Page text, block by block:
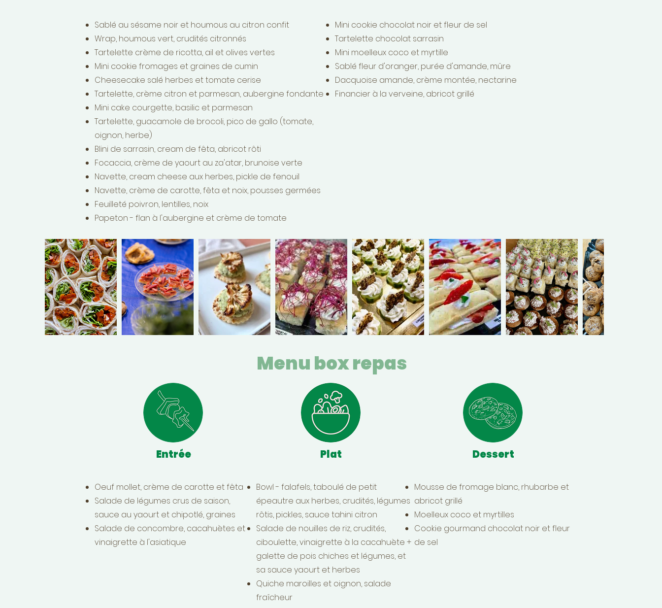
Sablé au sésame noir et houmous au citron confit
Wrap, houmous vert, crudités citronnés
Tartelette crème de ricotta, ail et olives vertes
Mini cookie fromages et graines de cumin
Cheesecake salé herbes et tomate cerise
Tartelette, crème citron et parmesan, aubergine fondante
Mini cake courgette, basilic et parmesan
Tartelette, guacamole de brocoli, pico de gallo (tomate,
oignon, herbe)
Blini de sarrasin, cream de fêta, abricot rôti
Focaccia, crème de yaourt au za'atar, brunoise verte
Navette, cream cheese aux herbes, pickle de fenouil
Navette, crème de carotte, fêta et noix, pousses germées
Feuilleté poivron, lentilles, noix
Papeton - flan à l'aubergine et crème de tomate
Mini cookie chocolat noir et fleur de sel
Tartelette chocolat sarrasin
Mini moelleux coco et myrtille
Sablé fleur d'oranger, purée d'amande, mûre
Dacquoise amande, crème montée, nectarine
Financier à la verveine, abricot grillé
Menu box repas
Entrée
Oeuf mollet, crème de carotte et fêta
Salade de légumes crus de saison,
sauce au yaourt et chipotlé, graines
Salade de concombre, cacahuètes et
vinaigrette à l'asiatique
Plat
Bowl - falafels, taboulé de petit
épeautre aux herbes, crudités, légumes
rôtis, pickles, sauce tahini citron
Salade de nouilles de riz, crudités,
ciboulette, vinaigrette à la cacahuète +
galette de pois chiches et légumes, et
sa sauce yaourt et herbes
Quiche maroilles et oignon, salade
fraîcheur
Dessert
Mousse de fromage blanc, rhubarbe et
abricot grillé
Moelleux coco et myrtilles
Cookie gourmand chocolat noir et fleur
de sel